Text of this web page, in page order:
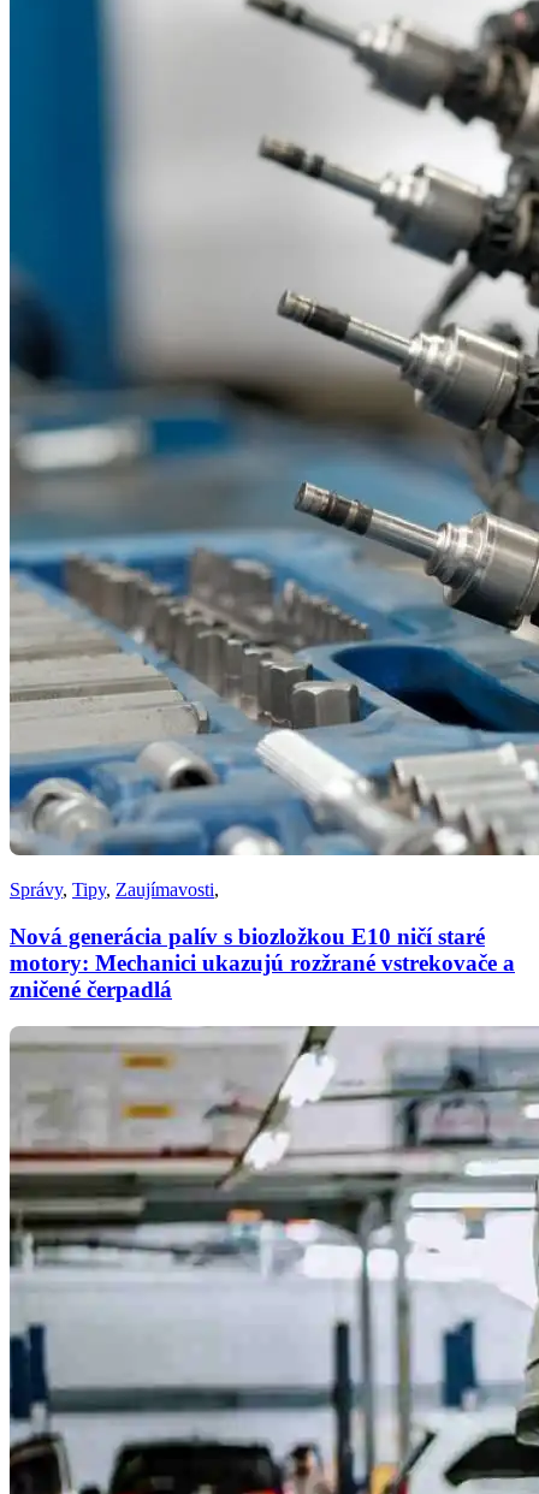
Správy, Tipy, Zaujímavosti,
Nová generácia palív s biozložkou E10 ničí staré
motory: Mechanici ukazujú rozžrané vstrekovače a
zničené čerpadlá